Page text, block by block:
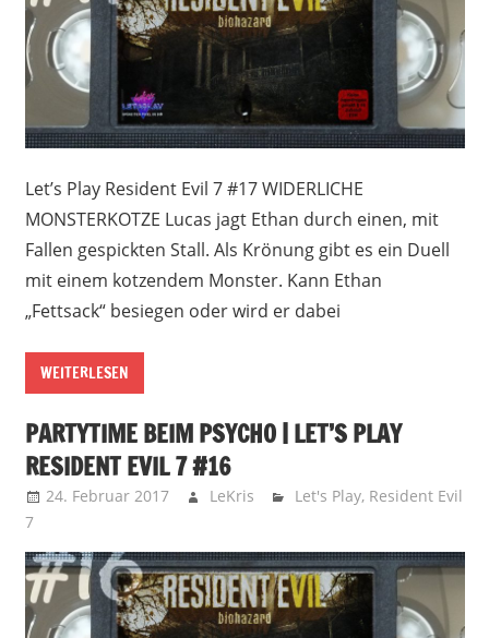
Let’s Play Resident Evil 7 #17 WIDERLICHE
MONSTERKOTZE Lucas jagt Ethan durch einen, mit
Fallen gespickten Stall. Als Krönung gibt es ein Duell
mit einem kotzendem Monster. Kann Ethan
„Fettsack“ besiegen oder wird er dabei
WEITERLESEN
PARTYTIME BEIM PSYCHO | LET’S PLAY
RESIDENT EVIL 7 #16
24. Februar 2017 LeKris Let's Play, Resident Evil
7